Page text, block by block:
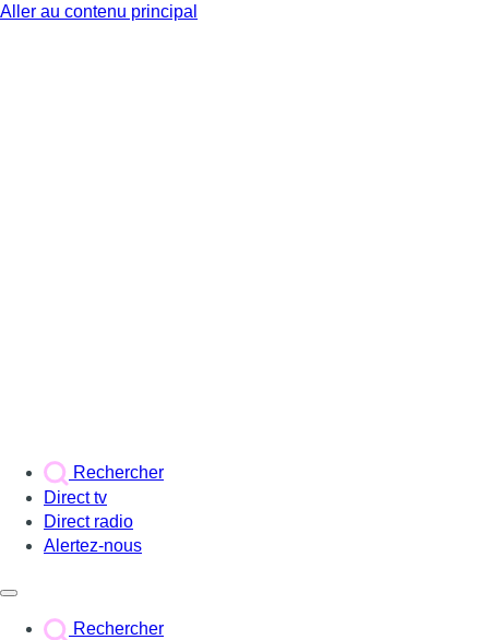
Aller au contenu principal
Rechercher
Direct tv
Direct radio
Alertez-nous
Rechercher